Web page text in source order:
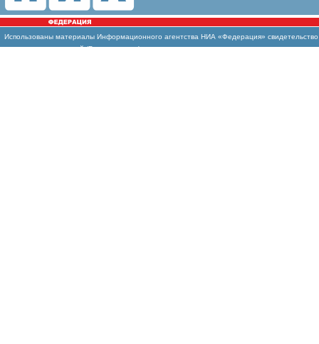
Использованы материалы Информационного агентства НИА «Федерация»
массовых коммуникаций (Роскомнадзор)